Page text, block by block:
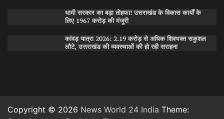
धामी सरकार का बड़ा तोहफा! उत्तराखंड के विकास कार्यों के
लिए 1967 करोड़ की मंजूरी
कांवड़ यात्रा 2026: 2.19 करोड़ से अधिक शिवभक्त सकुशल
लौटे, उत्तराखंड की व्यवस्थाओं की हो रही सराहना
Copyright © 2026 News World 24 India Theme: